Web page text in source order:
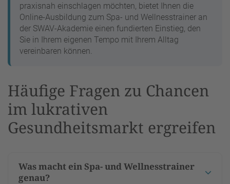
praxisnah einschlagen möchten, bietet Ihnen die
Online-Ausbildung zum Spa- und Wellnesstrainer an
der SWAV-Akademie einen fundierten Einstieg, den
Sie in Ihrem eigenen Tempo mit Ihrem Alltag
vereinbaren können.
Häufige Fragen zu Chancen
im lukrativen
Gesundheitsmarkt ergreifen
Was macht ein Spa- und Wellnesstrainer
genau?